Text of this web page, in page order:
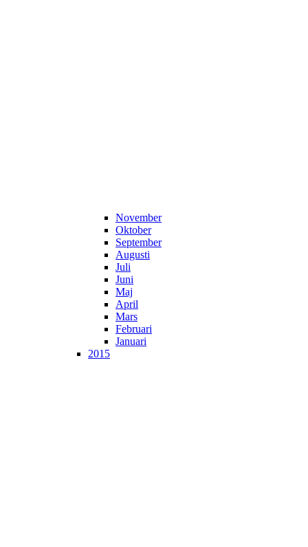
November
Oktober
September
Augusti
Juli
Juni
Maj
April
Mars
Februari
Januari
2015